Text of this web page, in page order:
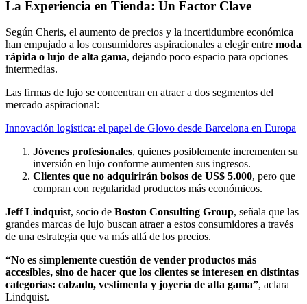
La Experiencia en Tienda: Un Factor Clave
Según Cheris, el aumento de precios y la incertidumbre económica
han empujado a los consumidores aspiracionales a elegir entre moda
rápida o lujo de alta gama, dejando poco espacio para opciones
intermedias.
Las firmas de lujo se concentran en atraer a dos segmentos del
mercado aspiracional:
Innovación logística: el papel de Glovo desde Barcelona en Europa
Jóvenes profesionales, quienes posiblemente incrementen su
inversión en lujo conforme aumenten sus ingresos.
Clientes que no adquirirán bolsos de US$ 5.000, pero que
compran con regularidad productos más económicos.
Jeff Lindquist, socio de Boston Consulting Group, señala que las
grandes marcas de lujo buscan atraer a estos consumidores a través
de una estrategia que va más allá de los precios.
“No es simplemente cuestión de vender productos más
accesibles, sino de hacer que los clientes se interesen en distintas
categorías: calzado, vestimenta y joyería de alta gama”, aclara
Lindquist.